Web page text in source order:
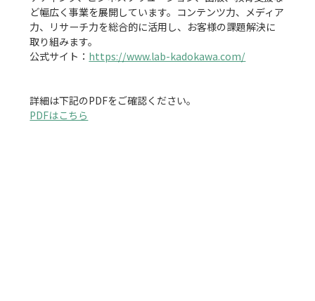
ど幅広く事業を展開しています。コンテンツ力、メディア
力、リサーチ力を総合的に活用し、お客様の課題解決に
取り組みます。
公式サイト： https://www.lab-kadokawa.com/
PDFはこちら